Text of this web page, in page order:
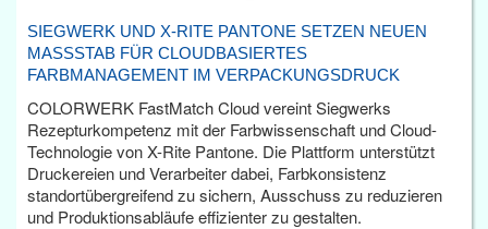
SIEGWERK UND X-RITE PANTONE SETZEN NEUEN
MASSSTAB FÜR CLOUDBASIERTES F
ARBMANAGEMENT IM VERPACKUNGSDRUCK
COLORWERK FastMatch Cloud vereint Siegwerks
Rezepturkompetenz mit der Farbwissenschaft und Cloud-
Technologie von X-Rite Pantone. Die Plattform unterstützt
Druckereien und Verarbeiter dabei, Farbkonsistenz
standortübergreifend zu sichern, Ausschuss zu reduzieren
und Produktionsabläufe effizienter zu gestalten.